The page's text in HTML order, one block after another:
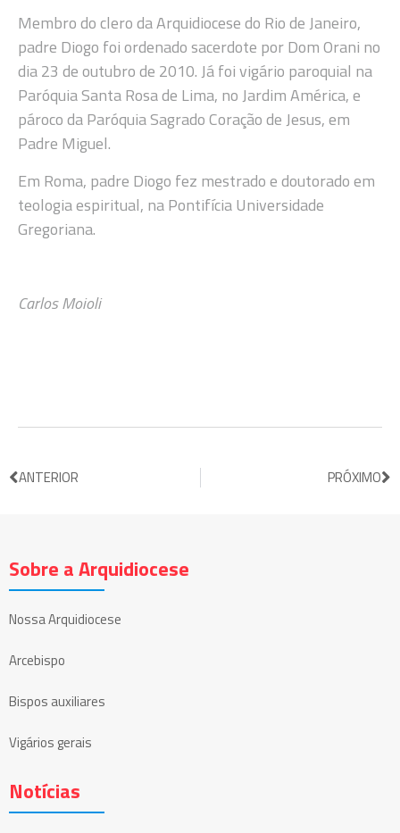
Membro do clero da Arquidiocese do Rio de Janeiro,
padre Diogo foi ordenado sacerdote por Dom Orani no
dia 23 de outubro de 2010. Já foi vigário paroquial na
Paróquia Santa Rosa de Lima, no Jardim América, e
pároco da Paróquia Sagrado Coração de Jesus, em
Padre Miguel.
Em Roma, padre Diogo fez mestrado e doutorado em
teologia espiritual, na Pontifícia Universidade
Gregoriana.
Carlos Moioli
ANTERIOR PRÓXIMO
Sobre a Arquidiocese
Nossa Arquidiocese
Arcebispo
Bispos auxiliares
Vigários gerais
Notícias